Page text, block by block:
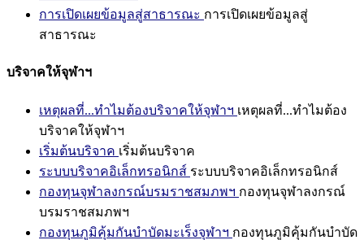
การเปิดเผยข้อมูลสู่สาธารณะ การเปิดเผยข้อมูลสู่
สาธารณะ
บริจาคให้จุฬาฯ
เหตุผลที่...ทำไมต้องบริจาคให้จุฬาฯ เหตุผลที่...ทำไมต้อง
บริจาคให้จุฬาฯ
เริ่มต้นบริจาค เริ่มต้นบริจาค
ระบบบริจาคอิเล็กทรอนิกส์ ระบบบริจาคอิเล็กทรอนิกส์
กองทุนจุฬาลงกรณ์บรมราชสมภพฯ กองทุนจุฬาลงกรณ์
บรมราชสมภพฯ
กองทุนภูมิคุ้มกันบำบัดมะเร็งจุฬาฯ กองทุนภูมิคุ้มกันบำบัด